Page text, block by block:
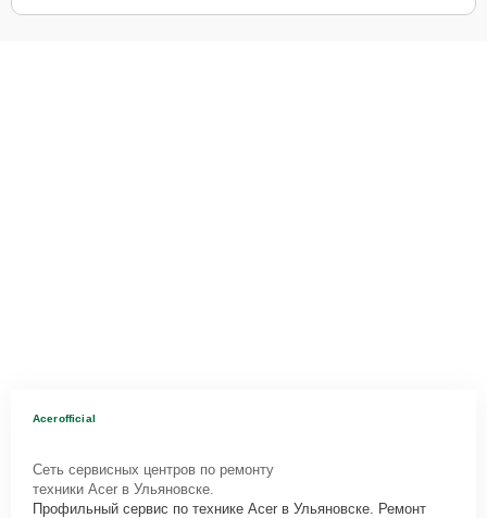
Acerofficial
Сеть сервисных центров по ремонту
техники Acer в Ульяновске.
Профильный сервис по технике Acer в Ульяновске. Ремонт